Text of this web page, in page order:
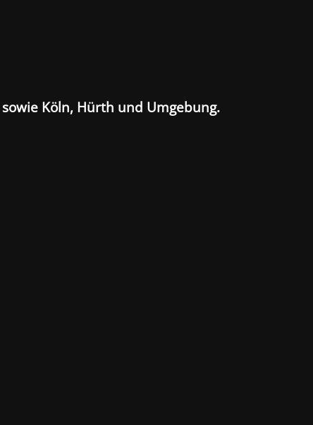
Köln, Hürth und Umgebung.